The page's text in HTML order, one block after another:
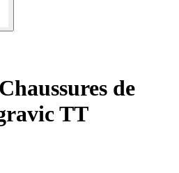
Chaussures de
TT